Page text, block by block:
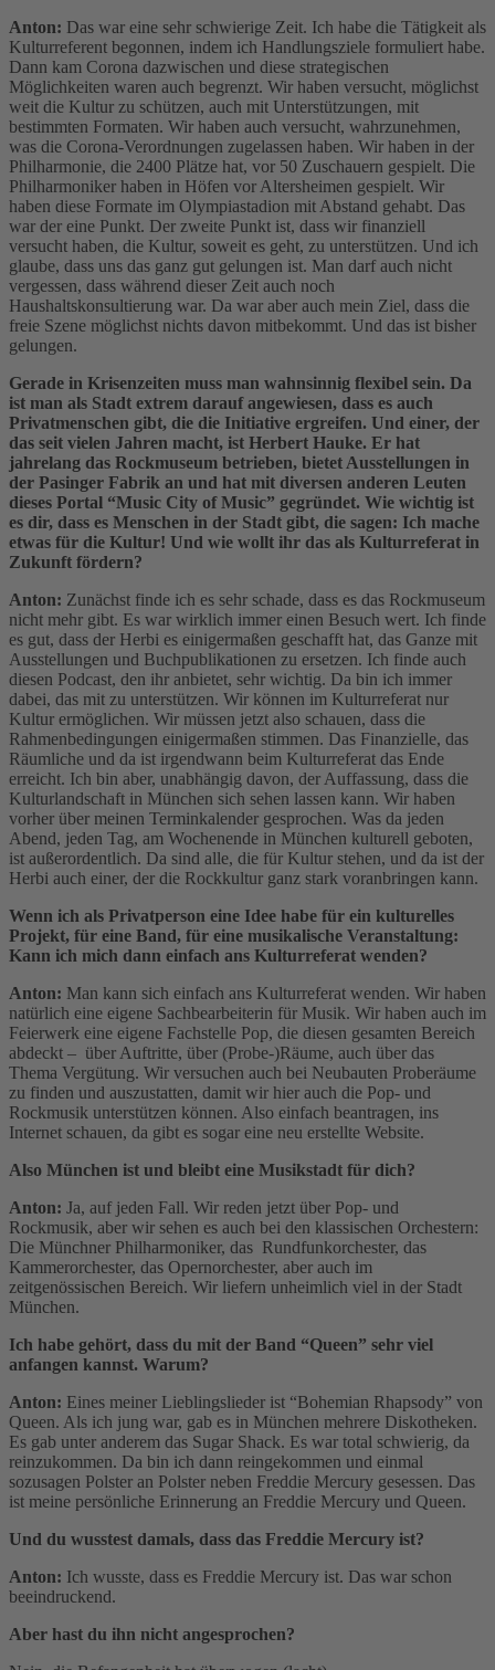
Anton: Das war eine sehr schwierige Zeit. Ich habe die Tätigkeit als
Kulturreferent begonnen, indem ich Handlungsziele formuliert habe.
Dann kam Corona dazwischen und diese strategischen
Möglichkeiten waren auch begrenzt. Wir haben versucht, möglichst
weit die Kultur zu schützen, auch mit Unterstützungen, mit
bestimmten Formaten. Wir haben auch versucht, wahrzunehmen,
was die Corona-Verordnungen zugelassen haben. Wir haben in der
Philharmonie, die 2400 Plätze hat, vor 50 Zuschauern gespielt. Die
Philharmoniker haben in Höfen vor Altersheimen gespielt. Wir
haben diese Formate im Olympiastadion mit Abstand gehabt. Das
war der eine Punkt. Der zweite Punkt ist, dass wir finanziell
versucht haben, die Kultur, soweit es geht, zu unterstützen. Und ich
glaube, dass uns das ganz gut gelungen ist. Man darf auch nicht
vergessen, dass während dieser Zeit auch noch
Haushaltskonsultierung war. Da war aber auch mein Ziel, dass die
freie Szene möglichst nichts davon mitbekommt. Und das ist bisher
gelungen.
Gerade in Krisenzeiten muss man wahnsinnig flexibel sein. Da
ist man als Stadt extrem darauf angewiesen, dass es auch
Privatmenschen gibt, die die Initiative ergreifen. Und einer, der
das seit vielen Jahren macht, ist Herbert Hauke. Er hat
jahrelang das Rockmuseum betrieben, bietet Ausstellungen in
der Pasinger Fabrik an und hat mit diversen anderen Leuten
dieses Portal “Music City of Music” gegründet. Wie wichtig ist
es dir, dass es Menschen in der Stadt gibt, die sagen: Ich mache
etwas für die Kultur! Und wie wollt ihr das als Kulturreferat in
Zukunft fördern?
Anton: Zunächst finde ich es sehr schade, dass es das Rockmuseum
nicht mehr gibt. Es war wirklich immer einen Besuch wert. Ich finde
es gut, dass der Herbi es einigermaßen geschafft hat, das Ganze mit
Ausstellungen und Buchpublikationen zu ersetzen. Ich finde auch
diesen Podcast, den ihr anbietet, sehr wichtig. Da bin ich immer
dabei, das mit zu unterstützen. Wir können im Kulturreferat nur
Kultur ermöglichen. Wir müssen jetzt also schauen, dass die
Rahmenbedingungen einigermaßen stimmen. Das Finanzielle, das
Räumliche und da ist irgendwann beim Kulturreferat das Ende
erreicht. Ich bin aber, unabhängig davon, der Auffassung, dass die
Kulturlandschaft in München sich sehen lassen kann. Wir haben
vorher über meinen Terminkalender gesprochen. Was da jeden
Abend, jeden Tag, am Wochenende in München kulturell geboten,
ist außerordentlich. Da sind alle, die für Kultur stehen, und da ist der
Herbi auch einer, der die Rockkultur ganz stark voranbringen kann.
Wenn ich als Privatperson eine Idee habe für ein kulturelles
Projekt, für eine Band, für eine musikalische Veranstaltung:
Kann ich mich dann einfach ans Kulturreferat wenden?
Anton: Man kann sich einfach ans Kulturreferat wenden. Wir haben
natürlich eine eigene Sachbearbeiterin für Musik. Wir haben auch im
Feierwerk eine eigene Fachstelle Pop, die diesen gesamten Bereich
abdeckt – über Auftritte, über (Probe-)Räume, auch über das
Thema Vergütung. Wir versuchen auch bei Neubauten Proberäume
zu finden und auszustatten, damit wir hier auch die Pop- und
Rockmusik unterstützen können. Also einfach beantragen, ins
Internet schauen, da gibt es sogar eine neu erstellte Website.
Also München ist und bleibt eine Musikstadt für dich?
Anton: Ja, auf jeden Fall. Wir reden jetzt über Pop- und
Rockmusik, aber wir sehen es auch bei den klassischen Orchestern:
Die Münchner Philharmoniker, das Rundfunkorchester, das
Kammerorchester, das Opernorchester, aber auch im
zeitgenössischen Bereich. Wir liefern unheimlich viel in der Stadt
München.
Ich habe gehört, dass du mit der Band “Queen” sehr viel
anfangen kannst. Warum?
Anton: Eines meiner Lieblingslieder ist “Bohemian Rhapsody” von
Queen. Als ich jung war, gab es in München mehrere Diskotheken.
Es gab unter anderem das Sugar Shack. Es war total schwierig, da
reinzukommen. Da bin ich dann reingekommen und einmal
sozusagen Polster an Polster neben Freddie Mercury gesessen. Das
ist meine persönliche Erinnerung an Freddie Mercury und Queen.
Und du wusstest damals, dass das Freddie Mercury ist?
Anton: Ich wusste, dass es Freddie Mercury ist. Das war schon
beeindruckend.
Aber hast du ihn nicht angesprochen?